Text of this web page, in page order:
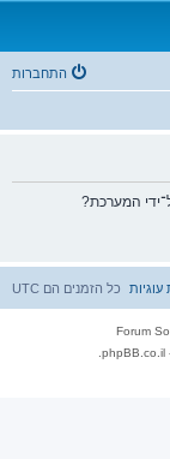
התחברות
המערכת?
כל הזמנים הם UTC